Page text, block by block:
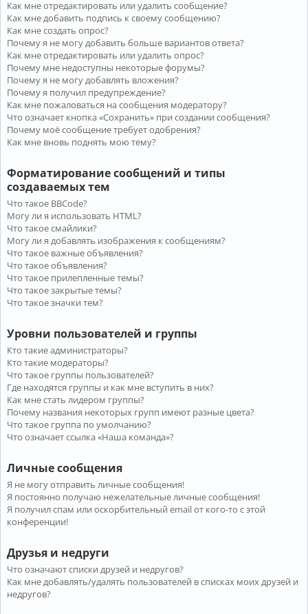
Как мне отредактировать или удалить сообщение?
Как мне добавить подпись к своему сообщению?
Как мне создать опрос?
Почему я не могу добавить больше вариантов ответа?
Как мне отредактировать или удалить опрос?
Почему мне недоступны некоторые форумы?
Почему я не могу добавлять вложения?
Почему я получил предупреждение?
Как мне пожаловаться на сообщения модератору?
Что означает кнопка «Сохранить» при создании сообщения?
Почему моё сообщение требует одобрения?
Как мне вновь поднять мою тему?
Форматирование сообщений и типы
создаваемых тем
Что такое BBCode?
Могу ли я использовать HTML?
Что такое смайлики?
Могу ли я добавлять изображения к сообщениям?
Что такое важные объявления?
Что такое объявления?
Что такое прилепленные темы?
Что такое закрытые темы?
Что такое значки тем?
Уровни пользователей и группы
Кто такие администраторы?
Кто такие модераторы?
Что такое группы пользователей?
Где находятся группы и как мне вступить в них?
Как мне стать лидером группы?
Почему названия некоторых групп имеют разные цвета?
Что такое группа по умолчанию?
Что означает ссылка «Наша команда»?
Личные сообщения
Я не могу отправить личные сообщения!
Я постоянно получаю нежелательные личные сообщения!
Я получил спам или оскорбительный email от кого-то с этой
конференции!
Друзья и недруги
Что означают списки друзей и недругов?
Как мне добавлять/удалять пользователей в списках моих друзей и
недругов?